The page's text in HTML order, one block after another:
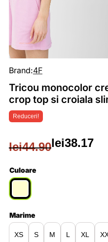
Reduceri!
Brand:4F
Tricou monocolor
crop top si croiala
lei44.90
Prețul
inițial
a
fost:
lei44.90.
lei38.17
Prețul
curent
este:
lei38.17.
Culoare
Marime
XS S M L XL